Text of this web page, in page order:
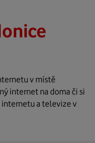
v místě
internet na doma či si
a televize v